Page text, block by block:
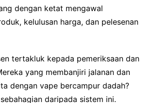
dengan ketat mengawal
kelulusan harga, dan pelesenan
tertakluk kepada pemeriksaan dan
yang membanjiri jalanan dan
dengan vape bercampur dadah?
daripada sistem ini.